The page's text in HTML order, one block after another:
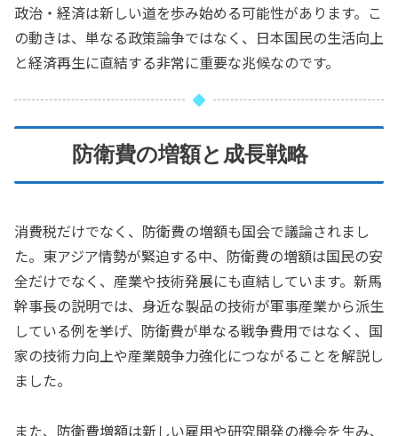
政治・経済は新しい道を歩み始める可能性があります。こ
の動きは、単なる政策論争ではなく、日本国民の生活向上
と経済再生に直結する非常に重要な兆候なのです。
防衛費の増額と成長戦略
消費税だけでなく、防衛費の増額も国会で議論されまし
た。東アジア情勢が緊迫する中、防衛費の増額は国民の安
全だけでなく、産業や技術発展にも直結しています。新馬
幹事長の説明では、身近な製品の技術が軍事産業から派生
している例を挙げ、防衛費が単なる戦争費用ではなく、国
家の技術力向上や産業競争力強化につながることを解説し
ました。
また、防衛費増額は新しい雇用や研究開発の機会を生み、